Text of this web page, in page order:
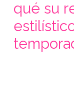
qué su